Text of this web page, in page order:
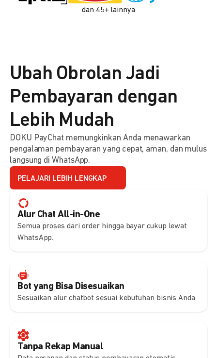
dan 45+ lainnya
Alur Chat All-in-One
Semua proses dari order hingga bayar cukup lewat
WhatsApp.
Bot yang Bisa Disesuaikan
Sesuaikan alur chatbot sesuai kebutuhan bisnis Anda.
Tanpa Rekap Manual
Ubah Obrolan Jadi
Pembayaran dengan
Lebih Mudah
DOKU PayChat memungkinkan Anda menawarkan
pengalaman pembayaran yang cepat, aman, dan mulus
langsung di WhatsApp.
PELAJARI LEBIH LENGKAP